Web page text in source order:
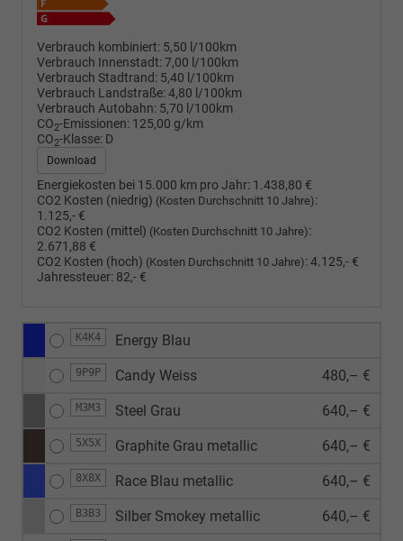
Verbrauch kombiniert: 5,50 l/100km
Verbrauch Innenstadt:7,00 l/100km
Verbrauch Stadtrand: 5,40 l/100km
Verbrauch Landstraße:4,80 l/100km
Verbrauch Autobahn: 5,70 l/100km
CO2-Emissionen: 125,00 g/km
CO2-Klasse: D
Download
Energiekosten bei 15.000 km pro Jahr: 1.438,80 €
CO2 Kosten (niedrig) (Kosten Durchschnitt 10 Jahre):
1.125,- €
CO2 Kosten (mittel) (Kosten Durchschnitt 10 Jahre):
2.671,88 €
CO2 Kosten (hoch) (Kosten Durchschnitt 10 Jahre):4.125,- €
Jahressteuer: 82,- €
K4K4 Energy Blau
9P9P Candy Weiss 480,– €
M3M3 Steel Grau 640,– €
5X5X Graphite Grau metallic 640,– €
8X8X Race Blau metallic 640,– €
B3B3 Silber Smokey metallic 640,– €